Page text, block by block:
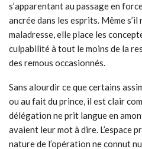
s’apparentant au passage en
ancrée dans les esprits. Même s’il
maladresse, elle place les
culpabilité à tout le moins de la
des remous occasionnés.
Sans alourdir ce que certains
ou au fait du prince, il est clair
délégation ne prit langue en
avaient leur mot à dire. L’espace
nature de l’opération ne connut